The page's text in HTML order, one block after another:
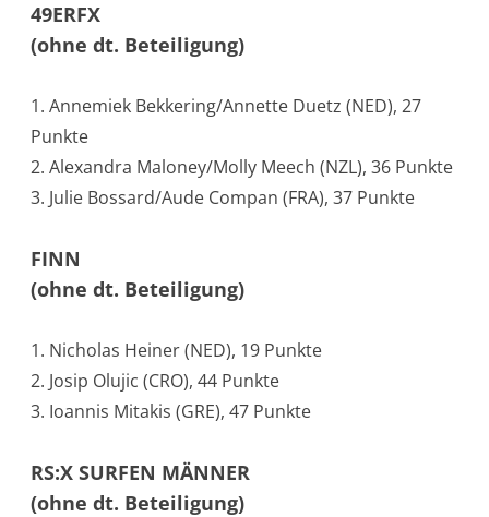
49ERFX
(ohne dt. Beteiligung)
1. Annemiek Bekkering/Annette Duetz (NED), 27
Punkte
2. Alexandra Maloney/Molly Meech (NZL), 36 Punkte
3. Julie Bossard/Aude Compan (FRA), 37 Punkte
FINN
(ohne dt. Beteiligung)
1. Nicholas Heiner (NED), 19 Punkte
2. Josip Olujic (CRO), 44 Punkte
3. Ioannis Mitakis (GRE), 47 Punkte
RS:X SURFEN MÄNNER
(ohne dt. Beteiligung)